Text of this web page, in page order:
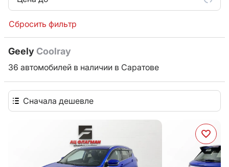
Сбросить фильтр
Geely Coolray
36 автомобилей в наличии в Саратове
Сначала дешевле